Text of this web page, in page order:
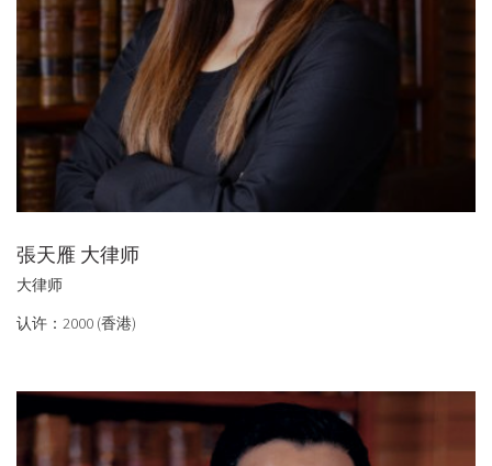
張天雁 大律师
大律师
认许：2000 (香港)